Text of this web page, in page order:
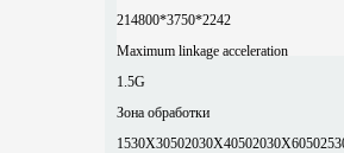
214800*3750*2242
Maximum linkage acceleration
1.5G
Зона обработки
1530X30502030X40502030X6050